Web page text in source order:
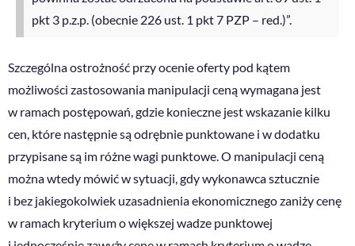
pkt 3 p.z.p. (obecnie 226 ust. 1 pkt 7 PZP – red.)”.
Szczególna ostrożność przy ocenie oferty pod kątem
możliwości zastosowania manipulacji ceną wymagana jest
w ramach postępowań, gdzie konieczne jest wskazanie kilku
cen, które następnie są odrębnie punktowane i w dodatku
przypisane są im różne wagi punktowe. O manipulacji ceną
można wtedy mówić w sytuacji, gdy wykonawca sztucznie
i bez jakiegokolwiek uzasadnienia ekonomicznego zaniży cenę
w ramach kryterium o większej wadze punktowej